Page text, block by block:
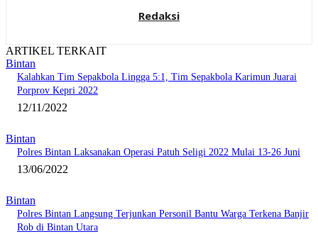
Redaksi
ARTIKEL TERKAIT
Bintan
Kalahkan Tim Sepakbola Lingga 5:1, Tim Sepakbola Karimun Juarai
Porprov Kepri 2022
12/11/2022
Bintan
Polres Bintan Laksanakan Operasi Patuh Seligi 2022 Mulai 13-26 Juni
13/06/2022
Bintan
Polres Bintan Langsung Terjunkan Personil Bantu Warga Terkena Banjir
Rob di Bintan Utara